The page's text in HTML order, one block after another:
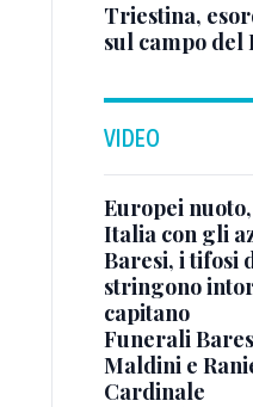
Triestina,
sul campo del
VIDEO
Europei
Italia con gli
Baresi, i tifosi
stringono
capitano
Funerali
Maldini e
Cardinale